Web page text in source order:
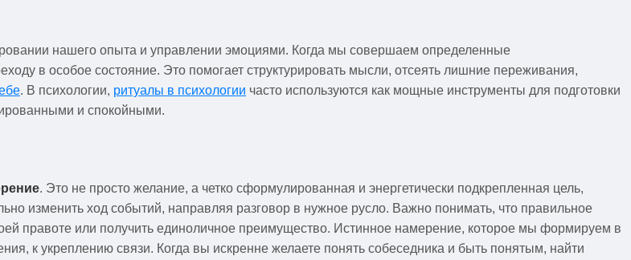
нашего опыта и управлении эмоциями. Когда мы совершаем определенные
в особое состояние. Это помогает структурировать мысли, отсеять лишние переживания,
. В психологии, ритуалы в психологии часто используются как мощные инструменты для подготовки
и спокойными.
. Это не просто желание, а четко сформулированная и энергетически подкрепленная цель,
изменить ход событий, направляя разговор в нужное русло. Важно понимать, что правильное
правоте или получить единоличное преимущество. Истинное намерение, которое мы формируем в
к укреплению связи. Когда вы искренне желаете понять собеседника и быть понятым, найти